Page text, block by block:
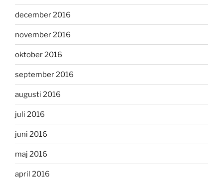
december 2016
november 2016
oktober 2016
september 2016
augusti 2016
juli 2016
juni 2016
maj 2016
april 2016